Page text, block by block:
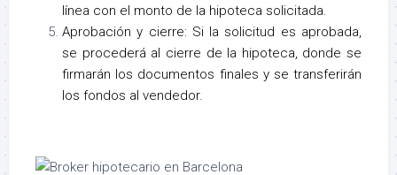
línea con el monto de la hipoteca solicitada.
Aprobación y cierre: Si la solicitud es aprobada,
se procederá al cierre de la hipoteca, donde se
firmarán los documentos finales y se transferirán
los fondos al vendedor.